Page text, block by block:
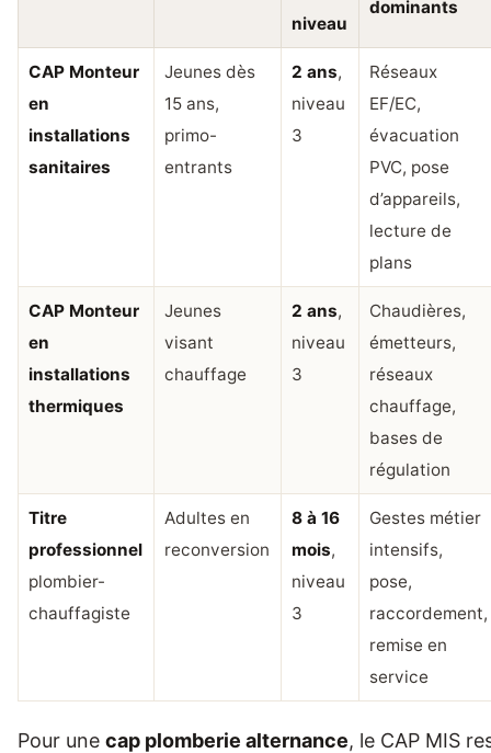
niveau
dominants
CAP Monteur
en
installations
sanitaires
Jeunes dès
15 ans,
primo-
entrants
2 ans,
niveau
3
Réseaux
EF/EC,
évacuation
PVC, pose
d’appareils,
lecture de
plans
CAP Monteur
en
installations
thermiques
Jeunes
visant
chauffage
2 ans,
niveau
3
Chaudières,
émetteurs,
réseaux
chauffage,
bases de
régulation
Titre
professionnel
plombier-
chauffagiste
Adultes en
reconversion
8 à 16
mois,
niveau
3
Gestes métier
intensifs,
pose,
raccordement,
remise en
service
Pour une cap plomberie alternance, le CAP MIS